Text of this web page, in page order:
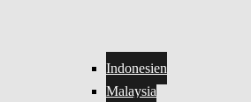
Indonesien
Malaysia